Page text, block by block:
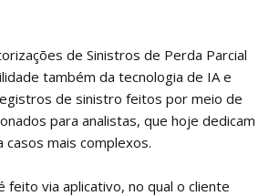
de Sinistros de Perda Parcial
também da tecnologia de IA e
de sinistro feitos por meio de
para analistas, que hoje dedicam
mais complexos.
feito via aplicativo, no qual o cliente